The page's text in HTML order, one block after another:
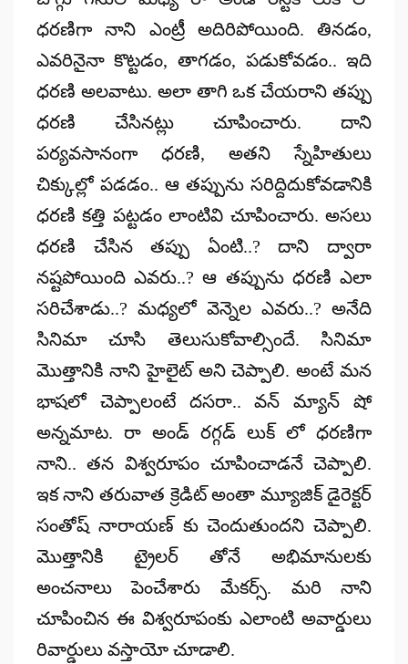
ధరణిగా నాని ఎంట్రీ అదిరిపోయింది. తినడం,
ఎవరినైనా కొట్టడం, తాగడం, పడుకోవడం.. ఇది
ధరణి అలవాటు. అలా తాగి ఒక చేయరాని తప్పు
ధరణి చేసినట్లు చూపించారు. దాని
పర్యవసానంగా ధరణి, అతని స్నేహితులు
చిక్కుల్లో పడడం.. ఆ తప్పును సరిద్దిదుకోవడానికి
ధరణి కత్తి పట్టడం లాంటివి చూపించారు. అసలు
ధరణి చేసిన తప్పు ఏంటి..? దాని ద్వారా
నష్టపోయింది ఎవరు..? ఆ తప్పును ధరణి ఎలా
సరిచేశాడు..? మధ్యలో వెన్నెల ఎవరు..? అనేది
సినిమా చూసి తెలుసుకోవాల్సిందే. సినిమా
మొత్తానికి నాని హైలైట్ అని చెప్పాలి. అంటే మన
భాషలో చెప్పాలంటే దసరా.. వన్ మ్యాన్ షో
అన్నమాట. రా అండ్ రగ్గడ్ లుక్ లో ధరణిగా
నాని.. తన విశ్వరూపం చూపించాడనే చెప్పాలి.
ఇక నాని తరువాత క్రెడిట్ అంతా మ్యూజిక్ డైరెక్టర్
సంతోష్ నారాయణ్ కు చెందుతుందని చెప్పాలి.
మొత్తానికి ట్రైలర్ తోనే అభిమానులకు
అంచనాలు పెంచేశారు మేకర్స్. మరి నాని
చూపించిన ఈ విశ్వరూపంకు ఎలాంటి అవార్డులు
రివార్డులు వస్తాయో చూడాలి.